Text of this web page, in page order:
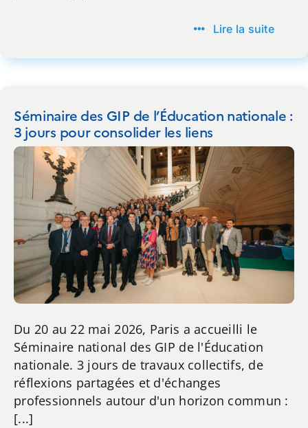
Lire la suite
Séminaire des GIP de l’Éducation nationale :
3 jours pour consolider les liens
Du 20 au 22 mai 2026, Paris a accueilli le
Séminaire national des GIP de l'Éducation
nationale. 3 jours de travaux collectifs, de
réflexions partagées et d'échanges
professionnels autour d'un horizon commun :
[...]